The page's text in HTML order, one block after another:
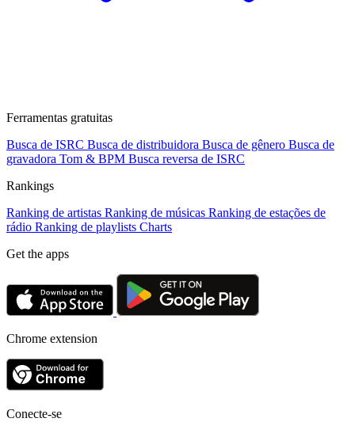
Ferramentas gratuitas
Busca de ISRC Busca de distribuidora Busca de gênero Busca de
gravadora Tom & BPM Busca reversa de ISRC
Rankings
Ranking de artistas Ranking de músicas Ranking de estações de
rádio Ranking de playlists Charts
Get the apps
Chrome extension
Conecte-se